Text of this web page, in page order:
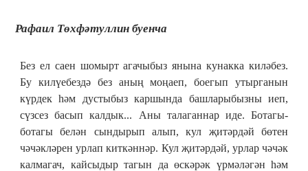
Рафаил Төхфәтуллин буенча
Без ел саен шомырт агачыбыз янына кунакка киләбез.
Бу килүебездә без аның моңаеп, боегып утырганын
күрдек һәм дустыбыз каршында башларыбызны иеп,
сүзсез басып калдык... Аны талаганнар иде. Ботагы-
ботагы белән сындырып алып, кул җитәрдәй бөтен
чәчәкләрен урлап киткәннәр. Кул җитәрдәй, урлар чәчәк
калмагач, кайсыдыр тагын да өскәрәк үрмәләгән һәм